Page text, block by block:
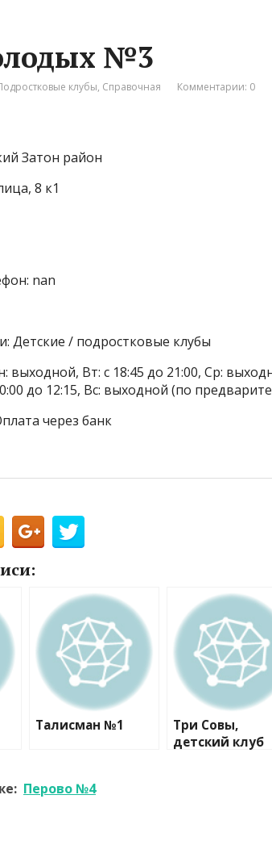
№3
клубы, Справочная Комментарии: 0
Затон район
8 к1
nan
Детские / подростковые клубы
выходной, Вт: с 18:45 до 21:00, Ср:
до 12:15, Вс: выходной (по
через банк
Талисман №1
Три Совы,
детский клуб
Перово №4